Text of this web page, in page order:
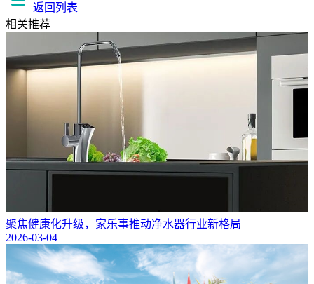
返回列表
相关推荐
聚焦健康化升级，家乐事推动净水器行业新格局
2026-03-04